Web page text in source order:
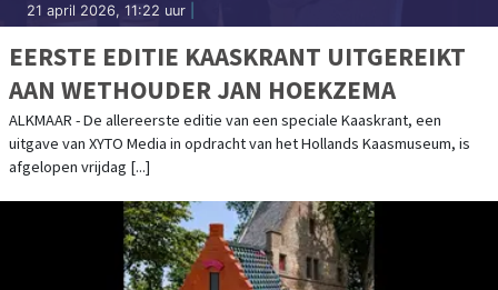
21 april 2026, 11:22 uur
EERSTE EDITIE KAASKRANT UITGEREIKT
AAN WETHOUDER JAN HOEKZEMA
ALKMAAR - De allereerste editie van een speciale Kaaskrant, een
uitgave van XYTO Media in opdracht van het Hollands Kaasmuseum, is
afgelopen vrijdag [...]